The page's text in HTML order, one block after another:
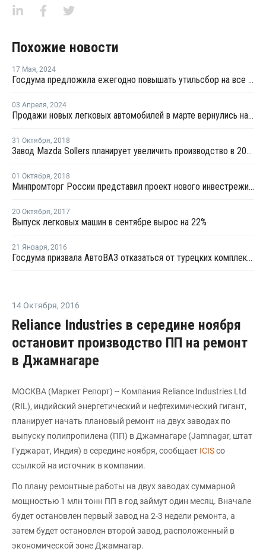
Похожие новости
17 Мая, 2024
Госдума предложила ежегодно повышать утильсбор на все автомобили
03 Апреля, 2024
Продажи новых легковых автомобилей в марте вернулись на докризисный уровень
31 Октября, 2018
Завод Mazda Sollers планирует увеличить производство в 2018 году почти на 30%
01 Октября, 2018
Минпромторг России представил проект нового инвестрежима для автопрома
20 Октября, 2017
Выпуск легковых машин в сентябре вырос на 22%
21 Января, 2016
Госдума призвала АвтоВАЗ отказаться от турецких комплектующих
14 Октября, 2016
Reliance Industries в середине ноября
остановит производство ПП на ремонт
в Джамнагаре
МОСКВА (Маркет Репорт) -- Компания Reliance Industries Ltd
(RIL), индийский энергетический и нефтехимический гигант,
планирует начать плановый ремонт на двух заводах по
выпуску полипропилена (ПП) в Джамнагаре (Jamnagar, штат
Гуджарат, Индия) в середине ноября, сообщает ICISсо
ссылкой на источник в компании.
По плану ремонтные работы на двух заводах суммарной
мощностью 1 млн тонн ПП в год займут один месяц. Вначале
будет остановлен первый завод на 2-3 недели ремонта, а
затем будет остановлен второй завод, расположенный в
экономической зоне Джамнагар.